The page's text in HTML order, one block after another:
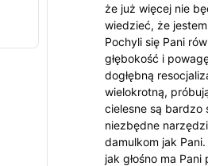
że już więcej nie
wiedzieć, że
Pochyli się Pani
głębokość i
dogłębną
wielokrotną,
cielesne są bardzo
niezbędne
damulkom jak
jak głośno ma